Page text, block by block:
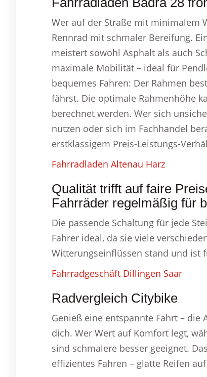
Wer auf der Straße mit minimalem
Rennrad mit schmaler Bereifung.
meistert sowohl Asphalt als auch
maximale Mobilität – ideal für
bequemes Fahren: Der Rahmen
fährst. Die optimale Rahmenhöhe
berechnet werden. Wer sich
nutzen oder sich im Fachhandel
erstklassigem Preis-Leistungs-
Fahrradladen Altenau Harz
Qualität trifft auf faire
Fahrräder regelmäßig für
Die passende Schaltung für jede
Fahrer ideal, da sie viele
Witterungseinflüssen stand und ist
Fahrradgeschäft Dillingen Saar
Radvergleich Citybike
Genieß eine entspannte Fahrt –
dich. Wer Wert auf Komfort legt,
sind schmalere besser geeignet.
effizientes Fahren – glatte Reifen